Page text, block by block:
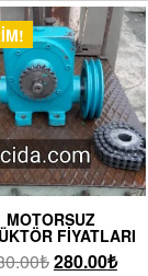
MOTORSUZ
FIYATLARI
₺280.00₺